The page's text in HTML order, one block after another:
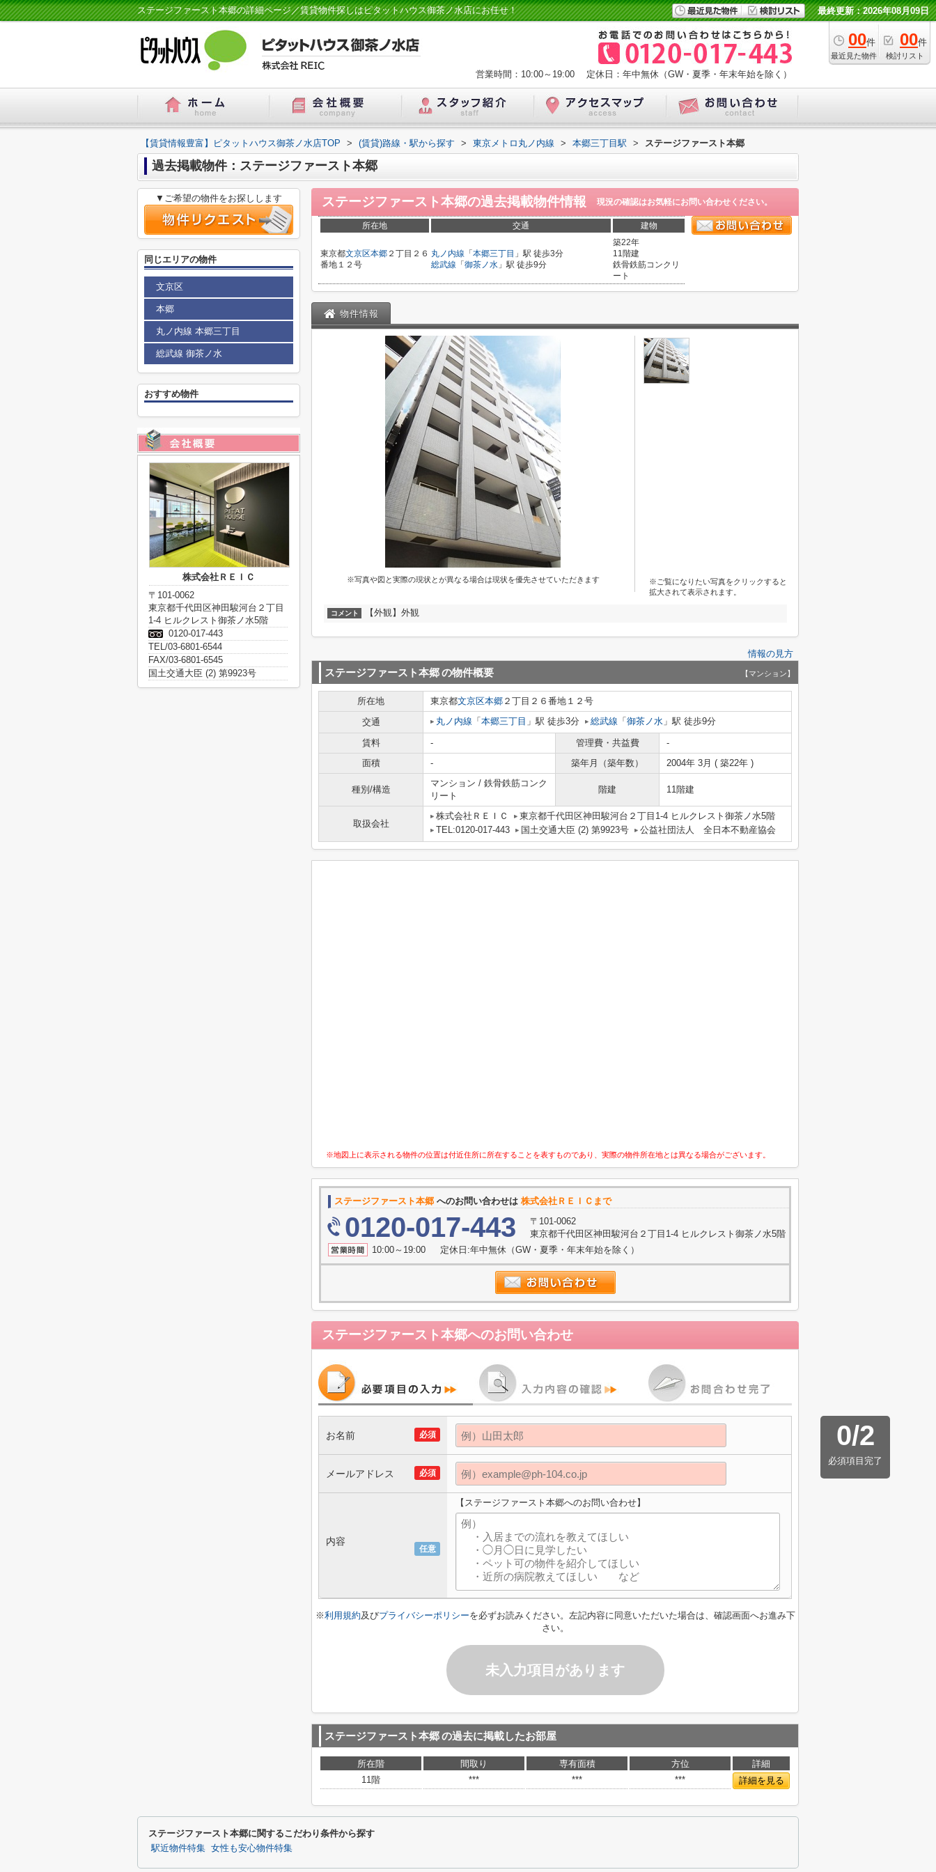
ステージファースト本郷の詳細ページ／賃貸物件探しはピタットハウス御茶ノ水店にお任せ！ 最終更新：2026年08月09日
00件
最近見た物件
00件
検討リスト
営業時間：10:00～19:00 定休日：年中無休（GW・夏季・年末年始を除く）
【賃貸情報豊富】ピタットハウス御茶ノ水店TOP > (賃貸)路線・駅から探す > 東京メトロ丸ノ内線 > 本郷三丁目駅 > ステージファースト本郷
過去掲載物件：ステージファースト本郷
ステージファースト本郷の過去掲載物件情報 現況の確認はお気軽にお問い合わせください。
所在地 交通 建物
東京都文京区本郷 ２丁目２６
番地１２号
丸ノ内線 「 本郷三丁目 」駅 徒歩3分
総武線 「 御茶ノ水 」駅 徒歩9分
築22年
11階建
鉄骨鉄筋コンクリ
ート
物件情報
※写真や図と実際の現状とが異なる場合は現状を優先させていただきます
※ご覧になりたい写真をクリックすると
拡大されて表示されます。
コメント 【外観】外観
情報の見方
ステージファースト本郷の物件概要 【マンション】
所在地 東京都文京区本郷 ２丁目２６番地１２号
交通
丸ノ内線 「 本郷三丁目 」駅 徒歩3分 総武線 「 御茶ノ水 」駅 徒歩9分
賃料 - 管理費・共益費
-
面積
- 築年月（築年数） 2004年 3月 ( 築22年 )
種別/構造
マンション / 鉄骨鉄筋コンク
リート
階建 11階建
取扱会社
株式会社ＲＥＩＣ
東京都千代田区神田駿河台２丁目1-4 ヒルクレスト御茶ノ水5階
TEL:0120-017-443
国土交通大臣 (2) 第9923号 公益社団法人 全日本不動産協会
※地図上に表示される物件の位置は付近住所に所在することを表すものであり、実際の物件所在地とは異なる場合がございます。
ステージファースト本郷 へのお問い合わせは 株式会社ＲＥＩＣまで
0120-017-443
〒101-0062
東京都千代田区神田駿河台２丁目1-4 ヒルクレスト御茶ノ水5階
10:00～19:00 定休日:年中無休（GW・夏季・年末年始を除く）
ステージファースト本郷へのお問い合わせ
0/2
必須項目完了
必須
お名前
必須
メールアドレス
任意
内容
【ステージファースト本郷へのお問い合わせ】
※利用規約及びプライバシーポリシーを必ずお読みください。左記内容に同意いただいた場合は、確認画面へお進み下
さい。
未入力項目があります
ステージファースト本郷の過去に掲載したお部屋
所在階 間取り 専有面積 方位
詳細
11階
*** *** *** 詳細を見る
▼ご希望の物件をお探しします
同じエリアの物件
文京区
本郷
丸ノ内線 本郷三丁目
総武線 御茶ノ水
おすすめ物件
株式会社ＲＥＩＣ
〒101-0062
東京都千代田区神田駿河台２丁目
1-4 ヒルクレスト御茶ノ水5階
0120-017-443
TEL/03-6801-6544
FAX/03-6801-6545
国土交通大臣 (2) 第9923号
ステージファースト本郷に関するこだわり条件から探す
駅近物件特集 女性も安心物件特集